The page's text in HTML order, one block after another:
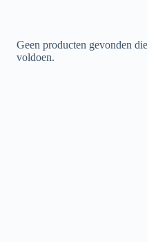
Geen producten gevonden
voldoen.